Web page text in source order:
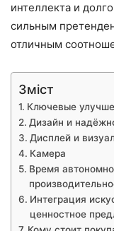
интеллекта и
сильным
отличным
Зміст
Ключевые
Дизайн и
Дисплей и
Камера
Время
Интеграция
ценностное